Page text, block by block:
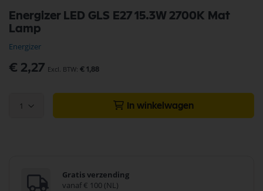
Energizer LED GLS E27 15.3W 2700K Mat
Lamp
Energizer
€ 2,27 € 1,88
1 In winkelwagen
Gratis verzending
vanaf € 100 (NL)
naar
het
van
de
afbeeldingen-